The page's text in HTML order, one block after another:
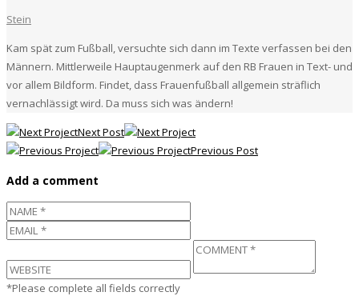
Stein
Kam spät zum Fußball, versuchte sich dann im Texte verfassen bei den
Männern. Mittlerweile Hauptaugenmerk auf den RB Frauen in Text- und
vor allem Bildform. Findet, dass Frauenfußball allgemein sträflich
vernachlässigt wird. Da muss sich was ändern!
Next Post
Previous Post
Add a comment
*Please complete all fields correctly